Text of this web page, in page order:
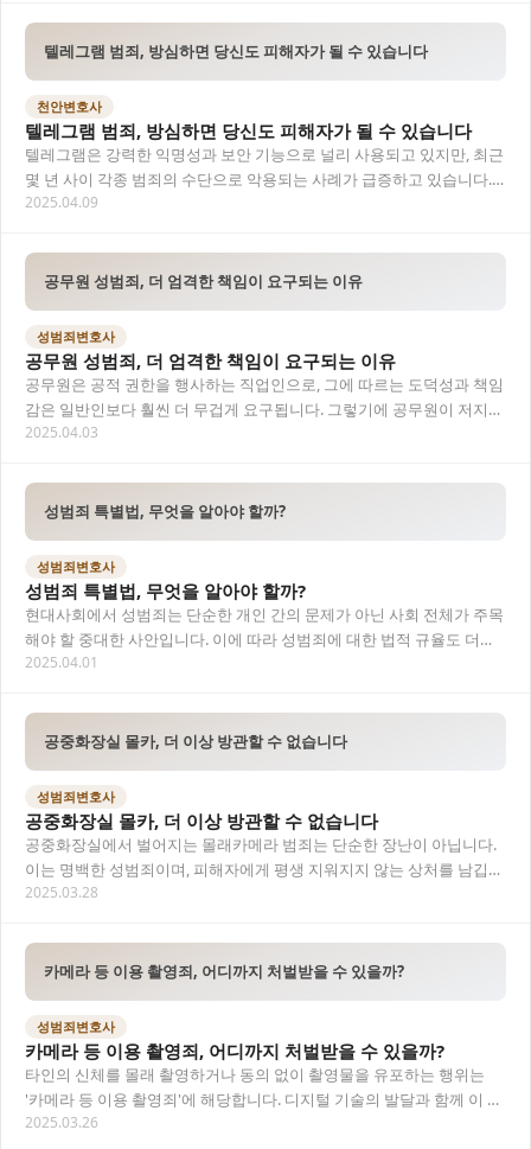
텔레그램 범죄, 방심하면 당신도 피해자가 될 수 있습니다
천안변호사
텔레그램 범죄, 방심하면 당신도 피해자가 될 수 있습니다
텔레그램은 강력한 익명성과 보안 기능으로 널리 사용되고 있지만, 최근
몇 년 사이 각종 범죄의 수단으로 악용되는 사례가 급증하고 있습니다.
디지털 성범죄, 사기, 마약 거래까지 텔…
2025.04.09
공무원 성범죄, 더 엄격한 책임이 요구되는 이유
성범죄변호사
공무원 성범죄, 더 엄격한 책임이 요구되는 이유
공무원은 공적 권한을 행사하는 직업인으로, 그에 따르는 도덕성과 책임
감은 일반인보다 훨씬 더 무겁게 요구됩니다. 그렇기에 공무원이 저지른
성범죄는 단순한 범죄행위를 넘어 사회적 신…
2025.04.03
성범죄 특별법, 무엇을 알아야 할까?
성범죄변호사
성범죄 특별법, 무엇을 알아야 할까?
현대사회에서 성범죄는 단순한 개인 간의 문제가 아닌 사회 전체가 주목
해야 할 중대한 사안입니다. 이에 따라 성범죄에 대한 법적 규율도 더욱
정교하고 엄격해졌는데, 그 중심에 바로…
2025.04.01
공중화장실 몰카, 더 이상 방관할 수 없습니다
성범죄변호사
공중화장실 몰카, 더 이상 방관할 수 없습니다
공중화장실에서 벌어지는 몰래카메라 범죄는 단순한 장난이 아닙니다.
이는 명백한 성범죄이며, 피해자에게 평생 지워지지 않는 상처를 남깁니
다. 이 글에서는 공중화장실 몰카 범죄의 정의…
2025.03.28
카메라 등 이용 촬영죄, 어디까지 처벌받을 수 있을까?
성범죄변호사
카메라 등 이용 촬영죄, 어디까지 처벌받을 수 있을까?
타인의 신체를 몰래 촬영하거나 동의 없이 촬영물을 유포하는 행위는
'카메라 등 이용 촬영죄'에 해당합니다. 디지털 기술의 발달과 함께 이 범
죄는 더욱 교묘하고 은밀하게 이뤄지고 있…
2025.03.26